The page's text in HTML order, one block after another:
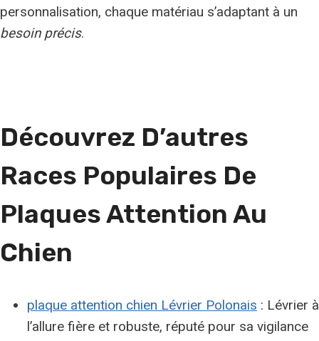
personnalisation, chaque matériau s’adaptant à un
besoin précis.
Découvrez D’autres
Races Populaires De
Plaques Attention Au
Chien
plaque attention chien Lévrier Polonais : Lévrier à
l’allure fière et robuste, réputé pour sa vigilance